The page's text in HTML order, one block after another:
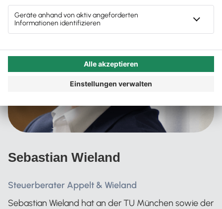
Sebastian Wieland
Steuerberater Appelt & Wieland
Sebastian Wieland hat an der TU München sowie der